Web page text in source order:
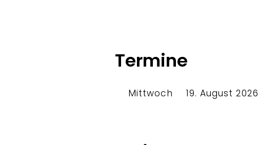
Termine
Mittwoch 19. August 2026